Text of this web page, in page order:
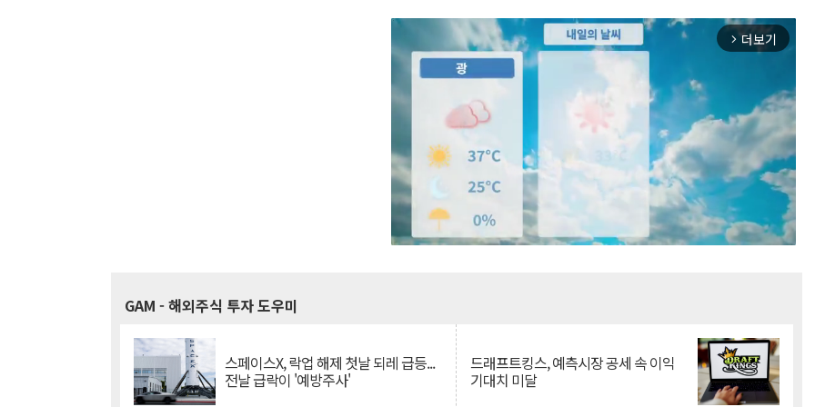
arrow_forward_ios 더보기
GAM - 해외주식 투자 도우미
스페이스X, 락업 해제 첫날 되레 급등...
전날 급락이 '예방주사'
드래프트킹스, 예측시장 공세 속 이익
기대치 미달